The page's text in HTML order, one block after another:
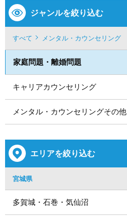
ジャンルを絞り込む
すべて メンタル・カウンセリング
家庭問題・離婚問題
キャリアカウンセリング
メンタル・カウンセリングその他
エリアを絞り込む
宮城県
多賀城・石巻・気仙沼